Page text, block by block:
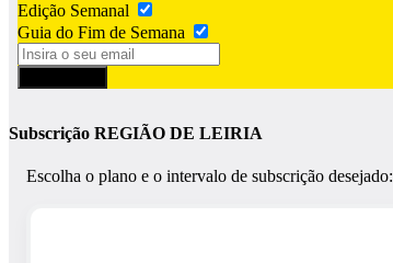
Edição Semanal
Guia do Fim de Semana
Subscrição REGIÃO DE LEIRIA
Escolha o plano e o intervalo de subscrição desejado: